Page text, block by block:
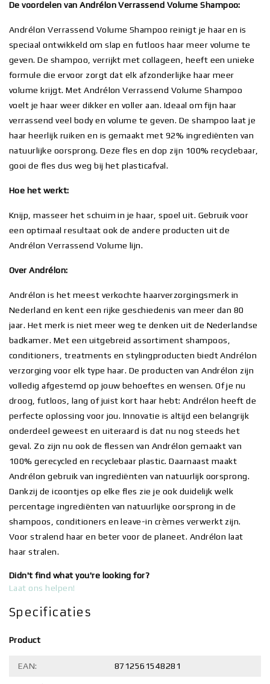
De voordelen van Andrélon Verrassend Volume Shampoo:
Andrélon Verrassend Volume Shampoo reinigt je haar en is
speciaal ontwikkeld om slap en futloos haar meer volume te
geven. De shampoo, verrijkt met collageen, heeft een unieke
formule die ervoor zorgt dat elk afzonderlijke haar meer
volume krijgt. Met Andrélon Verrassend Volume Shampoo
voelt je haar weer dikker en voller aan. Ideaal om fijn haar
verrassend veel body en volume te geven. De shampoo laat je
haar heerlijk ruiken en is gemaakt met 92% ingrediënten van
natuurlijke oorsprong. Deze fles en dop zijn 100% recyclebaar,
gooi de fles dus weg bij het plasticafval.
Hoe het werkt:
Knijp, masseer het schuim in je haar, spoel uit. Gebruik voor
een optimaal resultaat ook de andere producten uit de
Andrélon Verrassend Volume lijn.
Over Andrélon:
Andrélon is het meest verkochte haarverzorgingsmerk in
Nederland en kent een rijke geschiedenis van meer dan 80
jaar. Het merk is niet meer weg te denken uit de Nederlandse
badkamer. Met een uitgebreid assortiment shampoos,
conditioners, treatments en stylingproducten biedt Andrélon
verzorging voor elk type haar. De producten van Andrélon zijn
volledig afgestemd op jouw behoeftes en wensen. Of je nu
droog, futloos, lang of juist kort haar hebt: Andrélon heeft de
perfecte oplossing voor jou. Innovatie is altijd een belangrijk
onderdeel geweest en uiteraard is dat nu nog steeds het
geval. Zo zijn nu ook de flessen van Andrélon gemaakt van
100% gerecycled en recyclebaar plastic. Daarnaast maakt
Andrélon gebruik van ingrediënten van natuurlijk oorsprong.
Dankzij de icoontjes op elke fles zie je ook duidelijk welk
percentage ingrediënten van natuurlijke oorsprong in de
shampoos, conditioners en leave-in crèmes verwerkt zijn.
Voor stralend haar en beter voor de planeet. Andrélon laat
haar stralen.
Didn't find what you're looking for?
Laat ons helpen!
Specificaties
Product
EAN: 8712561548281